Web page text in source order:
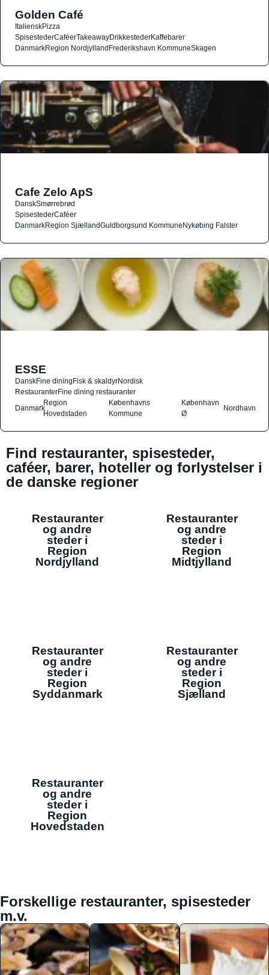
Golden Café
ItalienskPizza
SpisestederCaféerTakeawayDrikkestederKaffebarer
DanmarkRegion NordjyllandFrederikshavn KommuneSkagen
Cafe Zelo ApS
DanskSmørrebrød
SpisestederCaféer
DanmarkRegion SjællandGuldborgsund KommuneNykøbing Falster
ESSE
DanskFine diningFisk & skaldyrNordisk
RestauranterFine dining restauranter
Danmark
Region
Hovedstaden
Københavns
Kommune
København
Ø
Nordhavn
Find restauranter, spisesteder,
caféer, barer, hoteller og forlystelser i
de danske regioner
Restauranter
og andre
steder i
Region
Nordjylland
Restauranter
og andre
steder i
Region
Midtjylland
Restauranter
og andre
steder i
Region
Syddanmark
Restauranter
og andre
steder i
Region
Sjælland
Restauranter
og andre
steder i
Region
Hovedstaden
Forskellige restauranter, spisesteder
m.v.